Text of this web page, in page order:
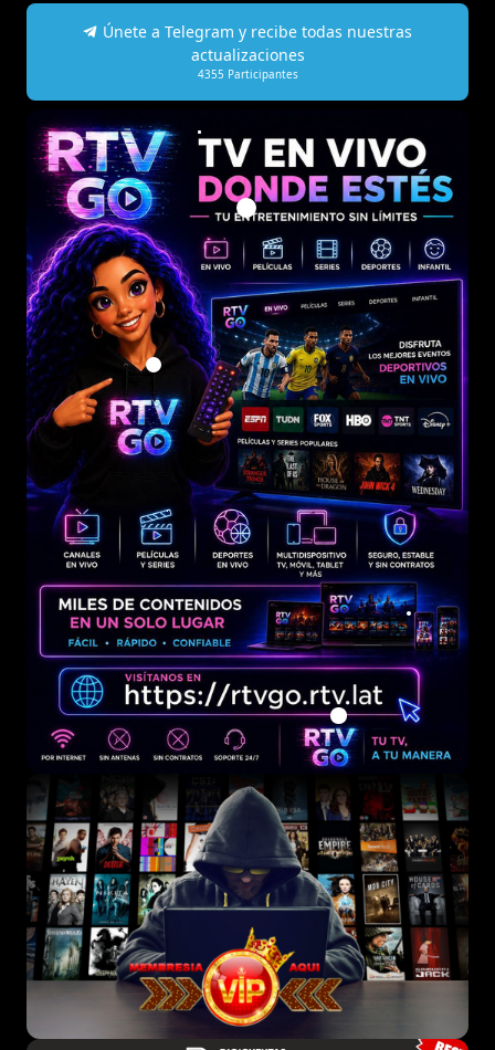
Únete a Telegram y recibe todas nuestras
actualizaciones
4355 Participantes